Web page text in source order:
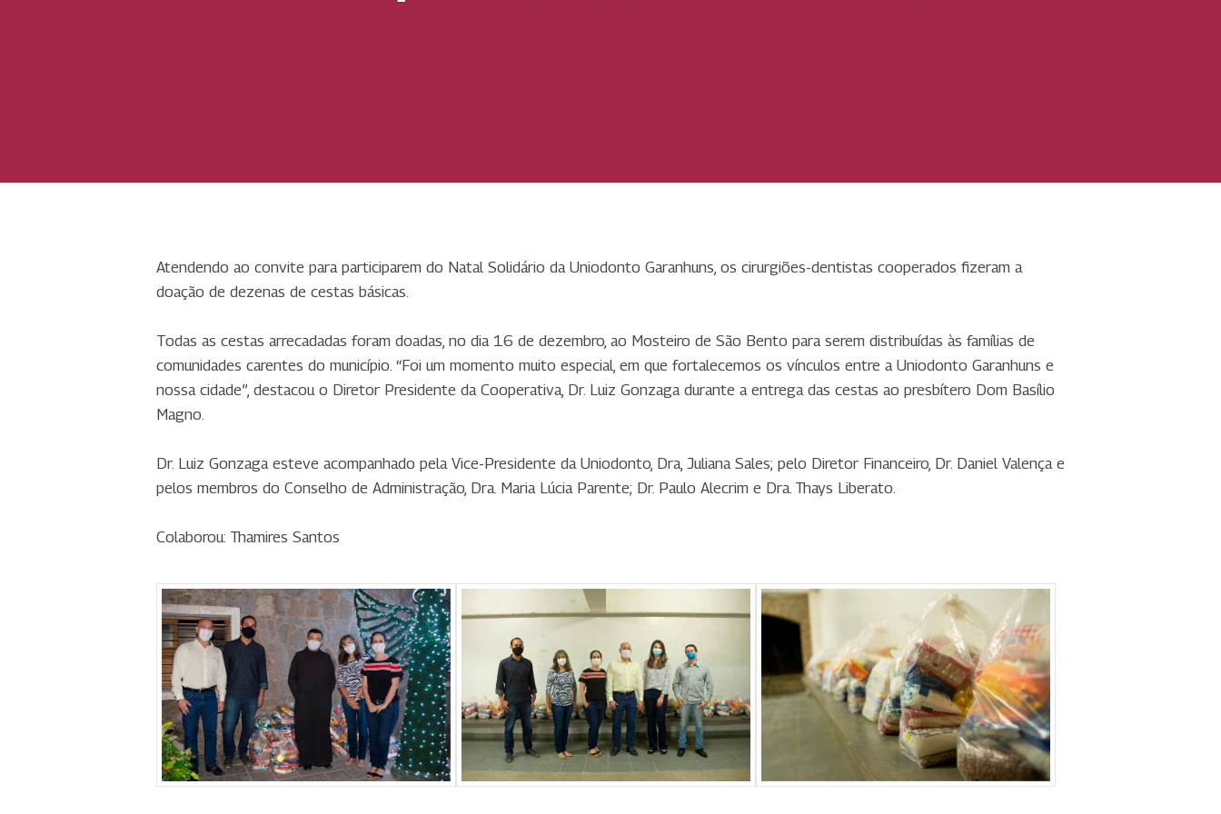
Atendendo ao convite para participarem do Natal Solidário da Uniodonto Garanhuns, os cirurgiões-dentistas cooperados fizeram a
doação de dezenas de cestas básicas.
Todas as cestas arrecadadas foram doadas, no dia 16 de dezembro, ao Mosteiro de São Bento para serem distribuídas às famílias de
comunidades carentes do município. “Foi um momento muito especial, em que fortalecemos os vínculos entre a Uniodonto Garanhuns e
nossa cidade”, destacou o Diretor Presidente da Cooperativa, Dr. Luiz Gonzaga durante a entrega das cestas ao presbítero Dom Basílio
Magno.
Dr. Luiz Gonzaga esteve acompanhado pela Vice-Presidente da Uniodonto, Dra, Juliana Sales; pelo Diretor Financeiro, Dr. Daniel Valença e
pelos membros do Conselho de Administração, Dra. Maria Lúcia Parente; Dr. Paulo Alecrim e Dra. Thays Liberato.
Colaborou: Thamires Santos